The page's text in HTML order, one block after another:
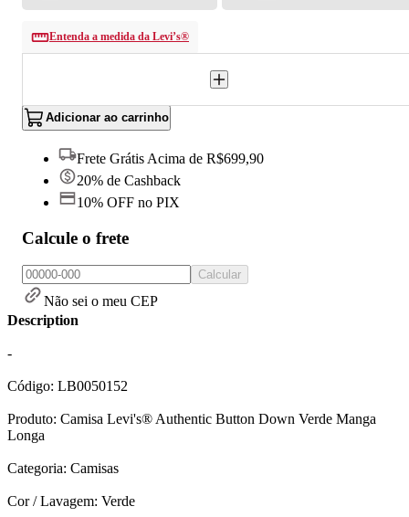
Entenda a medida da Levi’s®
Adicionar ao carrinho
Frete Grátis Acima de R$699,90
20% de Cashback
10% OFF no PIX
Calcule o frete
Calcular
Não sei o meu CEP
Description
-
Código: LB0050152
Produto: Camisa Levi's® Authentic Button Down Verde Manga
Longa
Categoria: Camisas
Cor / Lavagem: Verde